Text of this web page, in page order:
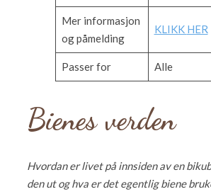
Mer informasjon
og påmelding
KLIKK HER
Passer for Alle
Bienes verden
Hvordan er livet på innsiden av en
den ut og hva er det egentlig biene